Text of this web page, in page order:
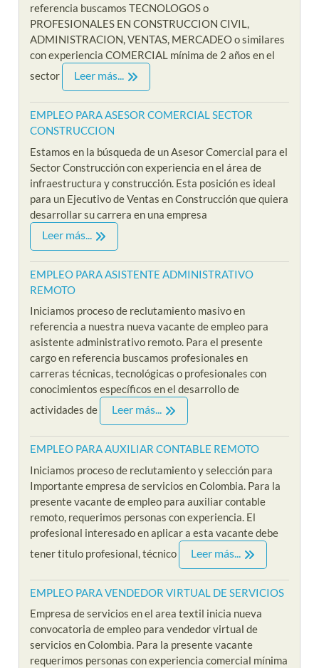
referencia buscamos TECNOLOGOS o
PROFESIONALES EN CONSTRUCCION CIVIL,
ADMINISTRACION, VENTAS, MERCADEO o similares
con experiencia COMERCIAL mínima de 2 años en el
sector
Leer más...
EMPLEO PARA ASESOR COMERCIAL SECTOR
CONSTRUCCION
Estamos en la búsqueda de un Asesor Comercial para el
Sector Construcción con experiencia en el área de
infraestructura y construcción. Esta posición es ideal
para un Ejecutivo de Ventas en Construcción que quiera
desarrollar su carrera en una empresa
Leer más...
EMPLEO PARA ASISTENTE ADMINISTRATIVO
REMOTO
Iniciamos proceso de reclutamiento masivo en
referencia a nuestra nueva vacante de empleo para
asistente administrativo remoto. Para el presente
cargo en referencia buscamos profesionales en
carreras técnicas, tecnológicas o profesionales con
conocimientos específicos en el desarrollo de
actividades de
Leer más...
EMPLEO PARA AUXILIAR CONTABLE REMOTO
Iniciamos proceso de reclutamiento y selección para
Importante empresa de servicios en Colombia. Para la
presente vacante de empleo para auxiliar contable
remoto, requerimos personas con experiencia. El
profesional interesado en aplicar a esta vacante debe
tener titulo profesional, técnico
Leer más...
EMPLEO PARA VENDEDOR VIRTUAL DE SERVICIOS
Empresa de servicios en el area textil inicia nueva
convocatoria de empleo para vendedor virtual de
servicios en Colombia. Para la presente vacante
requerimos personas con experiencia comercial mínima